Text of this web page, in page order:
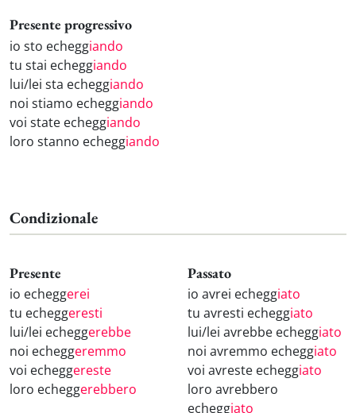
Presente progressivo
io sto echeggiando
tu stai echeggiando
lui/lei sta echeggiando
noi stiamo echeggiando
voi state echeggiando
loro stanno echeggiando
Condizionale
Presente
io echeggerei
tu echeggeresti
lui/lei echeggerebbe
noi echeggeremmo
voi echeggereste
loro echeggerebbero
Passato
io avrei echeggiato
tu avresti echeggiato
lui/lei avrebbe echeggiato
noi avremmo echeggiato
voi avreste echeggiato
loro avrebbero
echeggiato